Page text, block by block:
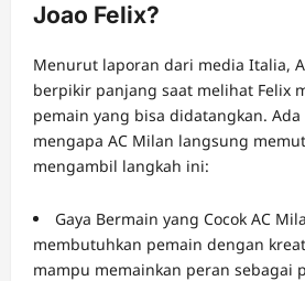
Joao Felix?
Menurut laporan dari media Italia,
berpikir panjang saat melihat Felix
pemain yang bisa didatangkan.
mengapa AC Milan langsung
mengambil langkah ini:
Gaya Bermain yang Cocok AC
membutuhkan pemain dengan
mampu memainkan peran sebagai